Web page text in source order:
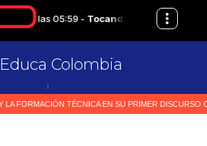
Educa Colombia
Primer medio